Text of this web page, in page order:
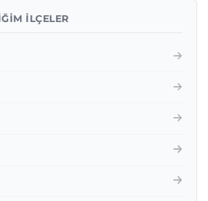
İLÇELER